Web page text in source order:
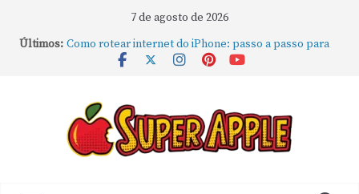
7 de agosto de 2026
Últimos: Como rotear internet do iPhone: passo a passo para
compartilhar a conexão
Como fechar rapidamente todas as janelas ou
aplicativos abertos no Mac
Como gravar tela do MacBook: passo a passo simples